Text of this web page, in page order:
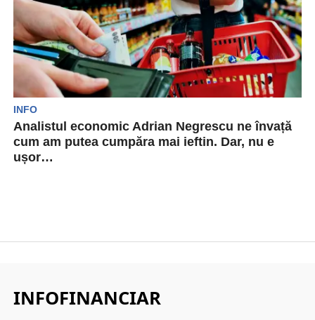
INFO
Analistul economic Adrian Negrescu ne învață
cum am putea cumpăra mai ieftin. Dar, nu e
ușor…
INFOFINANCIAR